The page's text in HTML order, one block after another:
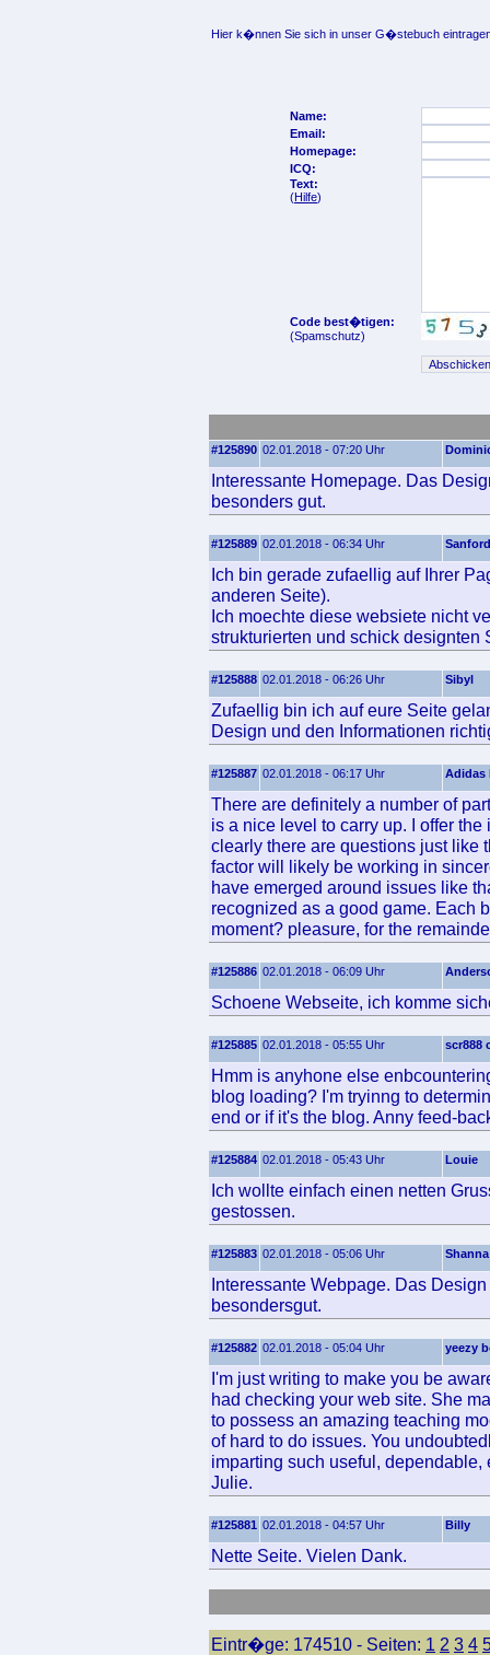
Hier k�nnen Sie sich in unser G�stebuch
Name:
Email:
Homepage:
ICQ:
Text:
(Hilfe)
Code best�tigen:
(Spamschutz)
#125890 02.01.2018 - 07:20 Uhr
Interessante Homepage. Das
besonders gut.
#125889 02.01.2018 - 06:34 Uhr Sanford
Ich bin gerade zufaellig auf Ihrer
anderen Seite).
Ich moechte diese websiete nicht
strukturierten und schick designten
#125888 02.01.2018 - 06:26 Uhr Sibyl
Zufaellig bin ich auf eure Seite
Design und den Informationen
#125887 02.01.2018 - 06:17 Uhr Adidas
There are definitely a number of
is a nice level to carry up. I offer
clearly there are questions just like
factor will likely be working in
have emerged around issues like
recognized as a good game. Each
moment? pleasure, for the
#125886 02.01.2018 - 06:09 Uhr
Schoene Webseite, ich komme
#125885 02.01.2018 - 05:55 Uhr scr888
Hmm is anyhone else
blog loading? I'm tryinng to
end or if it's the blog. Anny feed-
#125884 02.01.2018 - 05:43 Uhr Louie
Ich wollte einfach einen netten
gestossen.
#125883 02.01.2018 - 05:06 Uhr Shanna
Interessante Webpage. Das
besondersgut.
#125882 02.01.2018 - 05:04 Uhr yeezy
I'm just writing to make you be
had checking your web site. She
to possess an amazing teaching
of hard to do issues. You
imparting such useful,
Julie.
#125881 02.01.2018 - 04:57 Uhr Billy
Nette Seite. Vielen Dank.
Eintr�ge: 174510 - Seiten: 1 2 3 4